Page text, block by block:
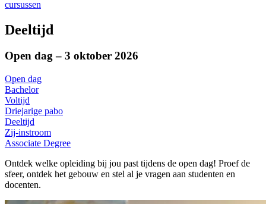
cursussen
Deeltijd
Open dag – 3 oktober 2026
Open dag
Bachelor
Voltijd
Driejarige pabo
Deeltijd
Zij-instroom
Associate Degree
Ontdek welke opleiding bij jou past tijdens de open dag! Proef de
sfeer, ontdek het gebouw en stel al je vragen aan studenten en
docenten.